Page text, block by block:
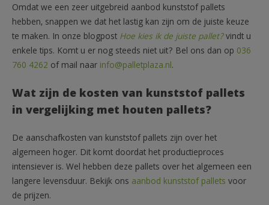
Omdat we een zeer uitgebreid aanbod kunststof pallets
hebben, snappen we dat het lastig kan zijn om de juiste keuze
te maken. In onze blogpost Hoe kies ik de juiste pallet?vindt u
enkele tips. Komt u er nog steeds niet uit? Bel ons dan op 036
760 4262 of mail naar info@palletplaza.nl.
Wat zijn de kosten van kunststof pallets
in vergelijking met houten pallets?
De aanschafkosten van kunststof pallets zijn over het
algemeen hoger. Dit komt doordat het productieproces
intensiever is. Wel hebben deze pallets over het algemeen een
langere levensduur. Bekijk ons aanbod kunststof pallets voor
de prijzen.